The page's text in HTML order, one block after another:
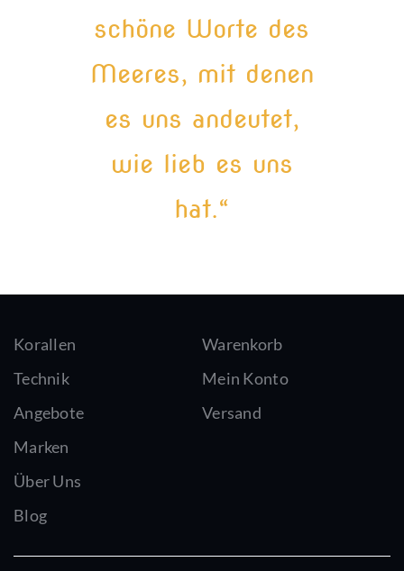
schöne Worte des
Meeres, mit denen
es uns andeutet,
wie lieb es uns
hat.“
Korallen
Technik
Angebote
Marken
Über Uns
Blog
Warenkorb
Mein Konto
Versand